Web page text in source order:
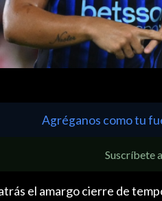
Agréganos como tu
Suscríbete
el amargo cierre de